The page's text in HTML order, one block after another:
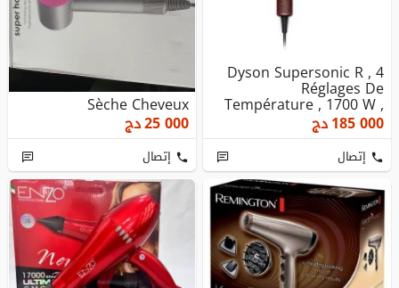
Dyson Supersonic R , 4
Réglages De
Température , 1700 W ,
Hd17
185 000دج
إتصال
Sèche Cheveux
25 000دج
إتصال